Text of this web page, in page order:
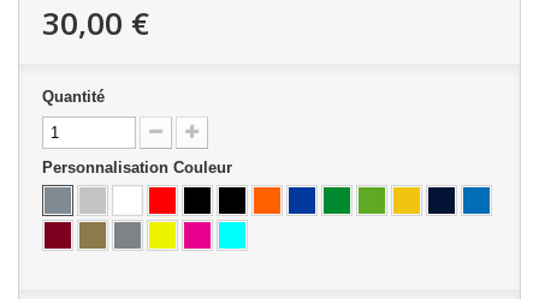
30,00 €
Quantité
Personnalisation Couleur